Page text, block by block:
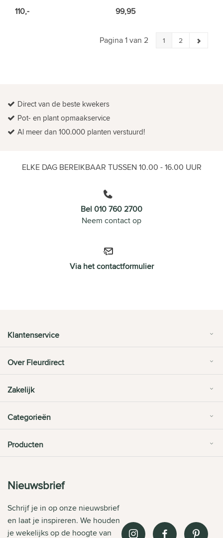
110,- 99,95
Pagina 1 van 2 1 2
Direct van de beste kwekers
Pot- en plant opmaakservice
Al meer dan 100.000 planten verstuurd!
ELKE DAG BEREIKBAAR TUSSEN 10.00 - 16.00 UUR
Bel 010 760 2700
Neem contact op
Via het contactformulier
Klantenservice
Over Fleurdirect
Zakelijk
Categorieën
Producten
Nieuwsbrief
Schrijf je in op onze nieuwsbrief
en laat je inspireren. We houden
je wekelijks op de hoogte van